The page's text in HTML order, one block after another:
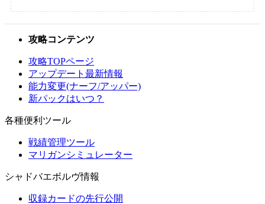
攻略コンテンツ
攻略TOPページ
アップデート最新情報
能力変更(ナーフ/アッパー)
新パックはいつ？
各種便利ツール
戦績管理ツール
マリガンシミュレーター
シャドバエボルヴ情報
収録カードの先行公開